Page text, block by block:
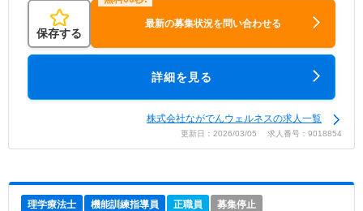
保存する
最新の募集状況を問い合わせる
詳細を見る
株式会社ながでんウェルネスの求人一覧
更新日：2026/03/05 求人番号：9018854
理学療法士 機能訓練指導員 正職員 募集停止